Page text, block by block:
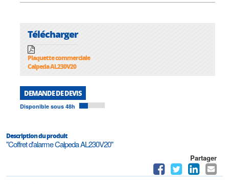
Télécharger
Plaquette commerciale
Calpeda AL230V20
DEMANDE DE DEVIS
Disponible sous 48h
Description du produit
"Coffret d'alarme Calpeda AL230V20"
Partager